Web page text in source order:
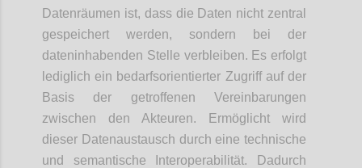
Datenräumen ist, dass die Daten nicht zentral
gespeichert werden, sondern bei der
dateninhabenden Stelle verbleiben. Es erfolgt
lediglich ein bedarfsorientierter Zugriff auf der
Basis der getroffenen Vereinbarungen
zwischen den Akteuren. Ermöglicht wird
dieser Datenaustausch durch eine technische
und semantische Interoperabilität. Dadurch